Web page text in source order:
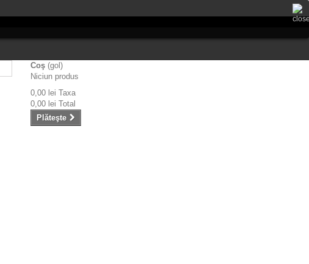
Coş (gol)
Niciun produs
0,00 lei Taxa
0,00 lei Total
Plăteşte